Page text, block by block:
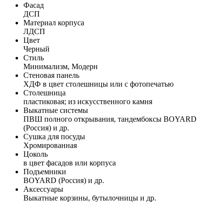
Фасад
ДСП
Материал корпуса
ЛДСП
Цвет
Черный
Стиль
Минимализм, Модерн
Стеновая панель
ХДФ в цвет столешницы или с фотопечатью
Столешница
пластиковая; из искусственного камня
Выкатные системы
ПВШ полного открывания, тандембоксы BOYARD
(Россия) и др.
Сушка для посуды
Хромированная
Цоколь
в цвет фасадов или корпуса
Подъемники
BOYARD (Россия) и др.
Аксессуары
Выкатные корзины, бутылочницы и др.